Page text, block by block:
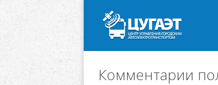
Комментарии